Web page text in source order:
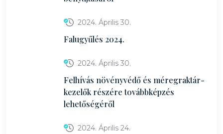
2024. Április 30.
Falugyűlés 2024.
2024. Április 30.
Felhívás növényvédő és méregraktár-
kezelők részére továbbképzés
lehetőségéről
2024. Április 24.